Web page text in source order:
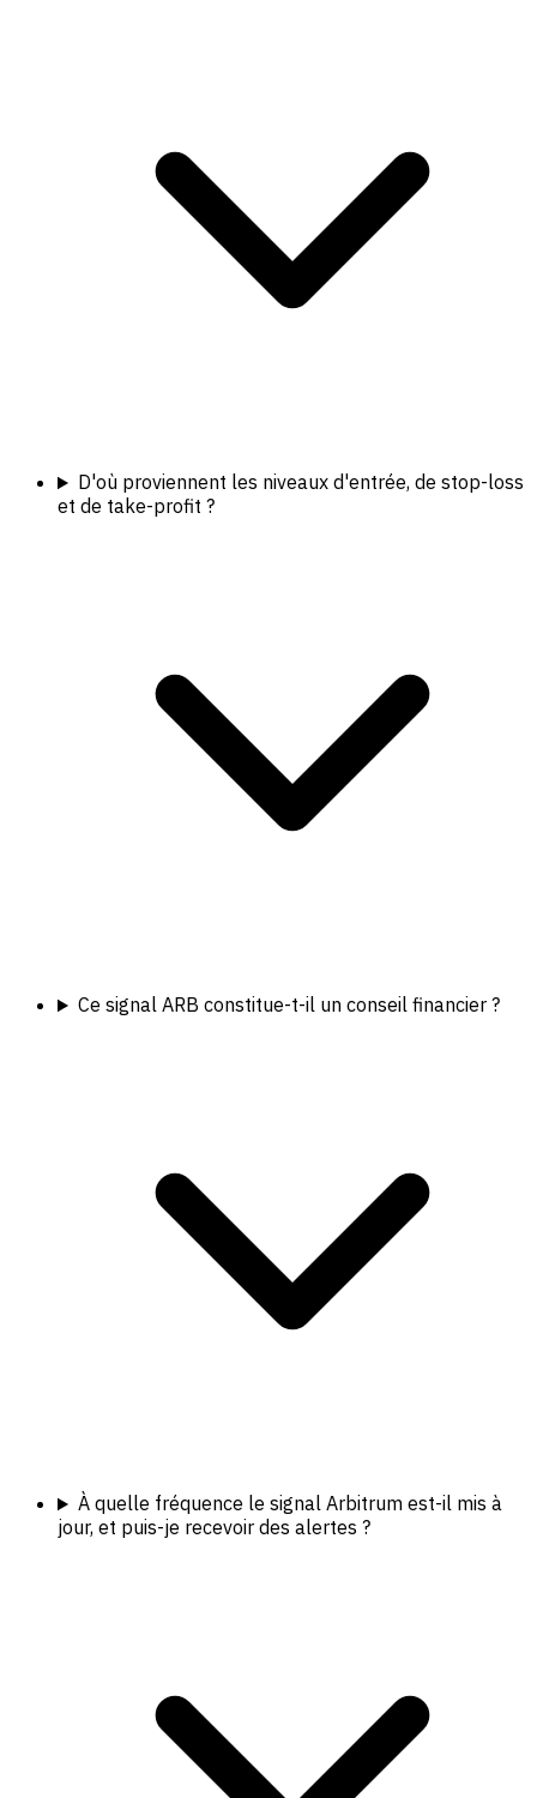
D'où proviennent les niveaux d'entrée, de stop-loss
et de take-profit ?
Ce signal ARB constitue-t-il un conseil financier ?
À quelle fréquence le signal Arbitrum est-il mis à
jour, et puis-je recevoir des alertes ?